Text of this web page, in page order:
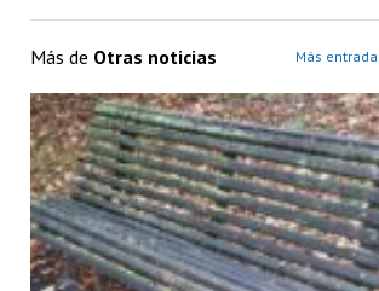
Más de Otras noticias Más